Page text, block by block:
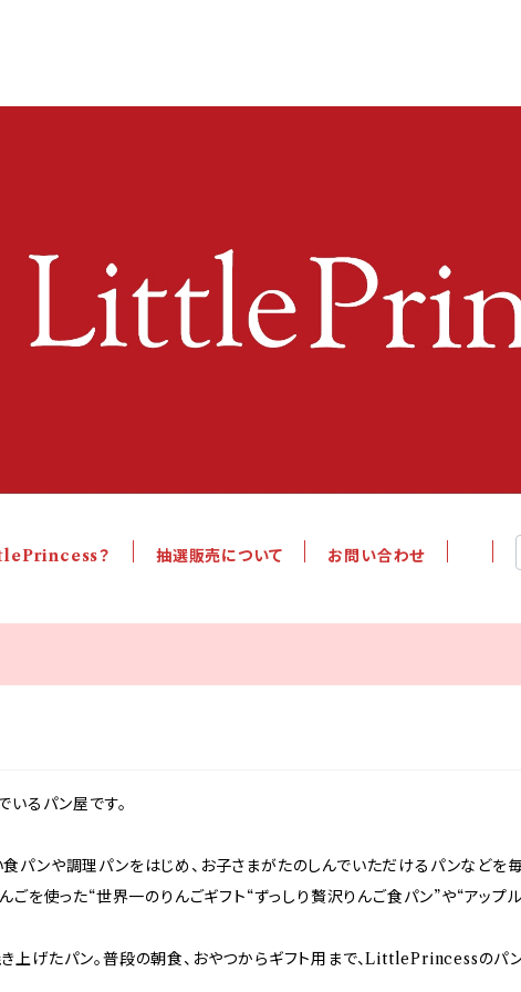
？ 抽選販売について お問い合わせ
るパン屋です。
パンや調理パンをはじめ、お子さまがたのしんでいただけるパンなどを
ごを使った“世界一のりんごギフト“ずっしり贅沢りんご食パン”や“アップ
上げたパン。普段の朝食、おやつからギフト用まで、LittlePrincessのパ